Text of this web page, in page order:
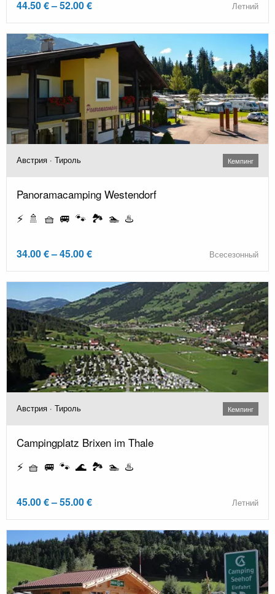
44.50 € – 52.00 € Летний
Австрия · Тироль Кемпинг
Panoramacamping Westendorf
⚡ 🚿 🧺 🚐 🐾 🏞️ 🏊 ♨️
34.00 € – 45.00 € Всесезонный
Австрия · Тироль Кемпинг
Campingplatz Brixen im Thale
⚡ 🧺 🚐 🐾 🌊 🏞️ 🏊 ♨️
45.00 € – 55.00 € Летний